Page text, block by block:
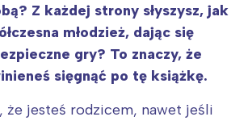
Z każdej strony słyszysz, jak
młodzież, dając się
gry? To znaczy, że
sięgnąć po tę książkę.
że jesteś rodzicem, nawet jeśli